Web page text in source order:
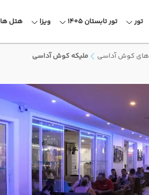
تور تور تابستان 1405 ویزا هتل ها
کوش آداسی ملیکه کوش آداسی